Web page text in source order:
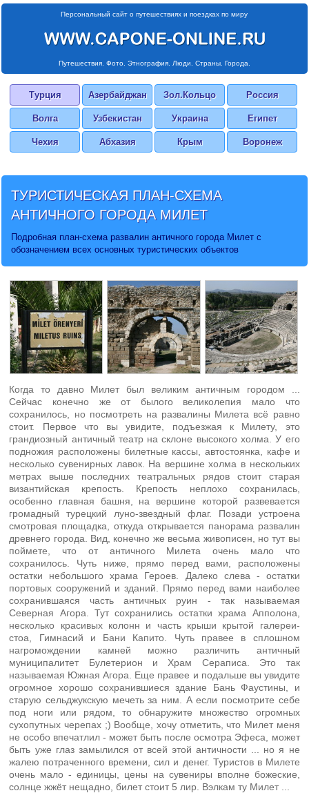
Персональный сайт о путешествиях и поездках по миру
Путешествия. Фото. Этнография. Люди. Страны. Города.
Турция Азербайджан Зол.Кольцо Россия
Волга Узбекистан Украина Египет
Чехия Абхазия Крым Воронеж
ТУРИСТИЧЕСКАЯ ПЛАН-СХЕМА
АНТИЧНОГО ГОРОДА МИЛЕТ
Подробная план-схема развалин античного города Милет с
обозначением всех основных туристических объектов
Когда то давно Милет был великим античным городом ...
Сейчас конечно же от былого великолепия мало что
сохранилось, но посмотреть на развалины Милета всё равно
стоит. Первое что вы увидите, подъезжая к Милету, это
грандиозный античный театр на склоне высокого холма. У его
подножия расположены билетные кассы, автостоянка, кафе и
несколько сувенирных лавок. На вершине холма в нескольких
метрах выше последних театральных рядов стоит старая
византийская крепость. Крепость неплохо сохранилась,
особенно главная башня, на вершине которой развевается
громадный турецкий луно-звездный флаг. Позади устроена
смотровая площадка, откуда открывается панорама развалин
древнего города. Вид, конечно же весьма живописен, но тут вы
поймете, что от античного Милета очень мало что
сохранилось. Чуть ниже, прямо перед вами, расположены
остатки небольшого храма Героев. Далеко слева - остатки
портовых сооружений и зданий. Прямо перед вами наиболее
сохранившаяся часть античных руин - так называемая
Северная Агора. Тут сохранились остатки храма Апполона,
несколько красивых колонн и часть крыши крытой галереи-
стоа, Гимнасий и Бани Капито. Чуть правее в сплошном
нагромождении камней можно различить античный
муниципалитет Булетерион и Храм Сераписа. Это так
называемая Южная Агора. Еще правее и подальше вы увидите
огромное хорошо сохранившиеся здание Бань Фаустины, и
старую сельджукскую мечеть за ним. А если посмотрите себе
под ноги или рядом, то обнаружите множество огромных
сухопутных черепах ;) Вообще, хочу отметить, что Милет меня
не особо впечатлил - может быть после осмотра Эфеса, может
быть уже глаз замылился от всей этой античности ... но я не
жалею потраченного времени, сил и денег. Туристов в Милете
очень мало - единицы, цены на сувениры вполне божеские,
солнце жжёт нещадно, билет стоит 5 лир. Вэлкам ту Милет ...